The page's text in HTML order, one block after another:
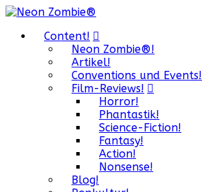
Content!
Neon Zombie®!
Artikel!
Conventions und Events!
Film-Reviews!
Horror!
Phantastik!
Science-Fiction!
Fantasy!
Action!
Nonsense!
Blog!